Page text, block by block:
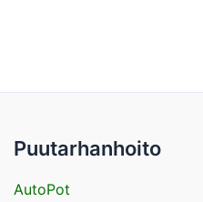
Puutarhanhoito
AutoPot